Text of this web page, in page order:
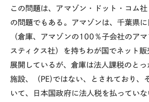
この問題は、アマゾン・ドット・コム社
の問題でもある。アマゾンは、千葉県
（倉庫、アマゾンの100％子会社のア
スティクス社）を持ちわが国でネット
展開しているが、倉庫は法人課税のと
施設、（PE)ではない、とされており、
いて、日本国政府に法人税を払っていな